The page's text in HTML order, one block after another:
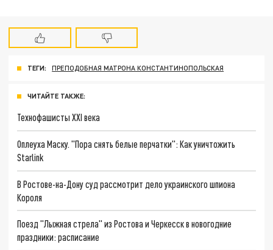
ТЕГИ: ПРЕПОДОБНАЯ МАТРОНА КОНСТАНТИНОПОЛЬСКАЯ
ЧИТАЙТЕ ТАКЖЕ:
Технофашисты XXI века
Оплеуха Маску. "Пора снять белые перчатки": Как уничтожить
Starlink
В Ростове-на-Дону суд рассмотрит дело украинского шпиона
Короля
Поезд "Лыжная стрела" из Ростова и Черкесск в новогодние
праздники: расписание